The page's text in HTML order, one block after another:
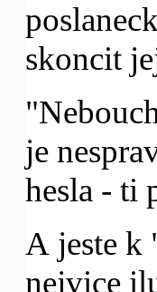
skoncit
je
hesla - ti
A jeste k
nejvice